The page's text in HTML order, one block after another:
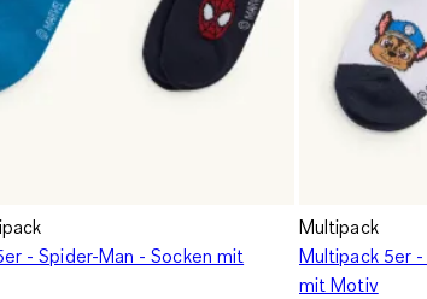
- Spider-Man - Socken mit
Multipack
Multipack 5er -
mit Motiv